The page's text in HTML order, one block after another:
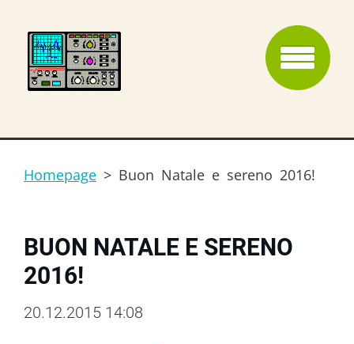
Homepage > Buon Natale e sereno 2016!
BUON NATALE E SERENO
2016!
20.12.2015 14:08